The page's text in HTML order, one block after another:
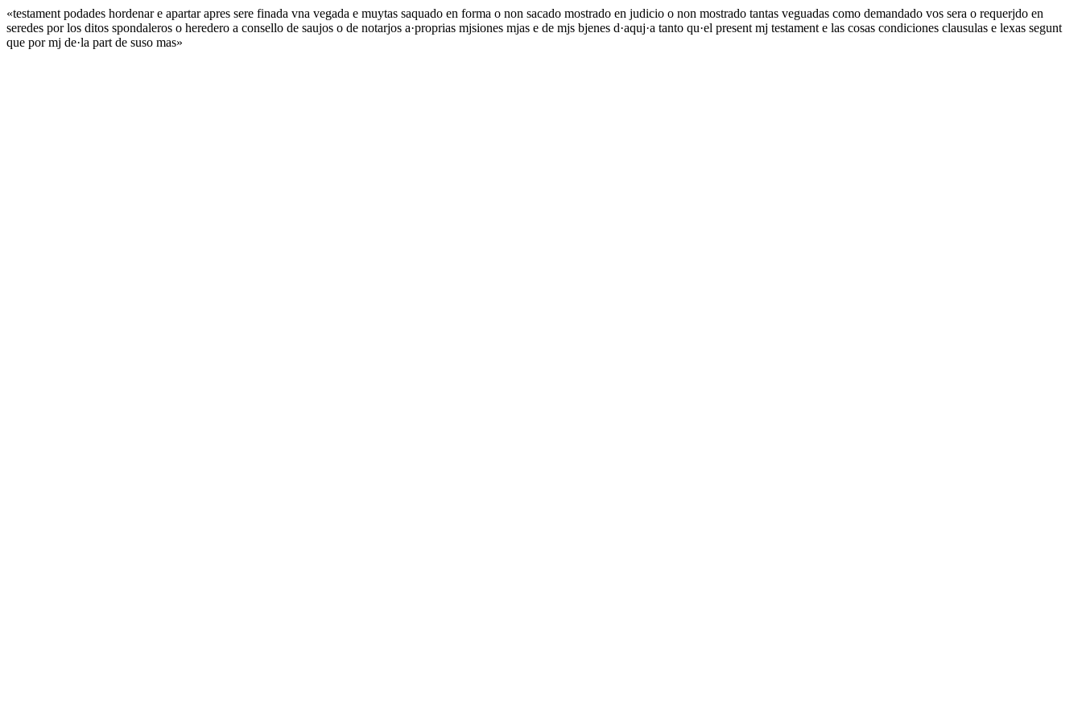
«testament podades hordenar e apartar apres sere finada vna vegada e muytas saquado en forma o non sacado mostrado en judicio o non mostrado tantas veguadas como demandado vos sera o requerjdo en
seredes por los ditos spondaleros o heredero a consello de saujos o de notarjos a·proprias mjsiones mjas e de mjs bjenes d·aquj·a tanto qu·el present mj testament e las cosas condiciones clausulas e lexas segunt
que por mj de·la part de suso mas»